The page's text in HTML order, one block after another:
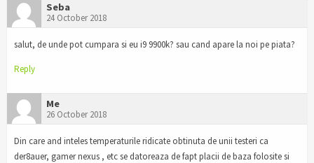
Seba
24 October 2018
salut, de unde pot cumpara si eu i9 9900k? sau cand apare la noi pe piata?
Reply
Me
26 October 2018
Din care and inteles temperaturile ridicate obtinuta de unii testeri ca
der8auer, gamer nexus , etc se datoreaza de fapt placii de baza folosite si